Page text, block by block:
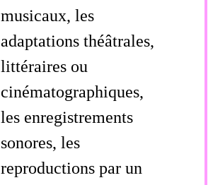
musicaux, les
adaptations théâtrales,
littéraires ou
cinématographiques,
les enregistrements
sonores, les
reproductions par un